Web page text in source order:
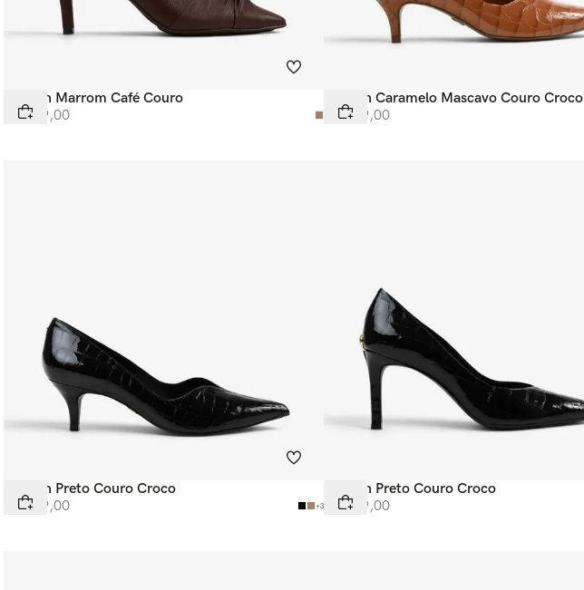
Scarpin Marrom Café Couro
R$ 669,00
Scarpin Caramelo Mascavo Couro Croco
R$ 569,00
Scarpin Preto Couro Croco
R$ 569,00 +3
Scarpin Preto Couro Croco
R$ 599,00